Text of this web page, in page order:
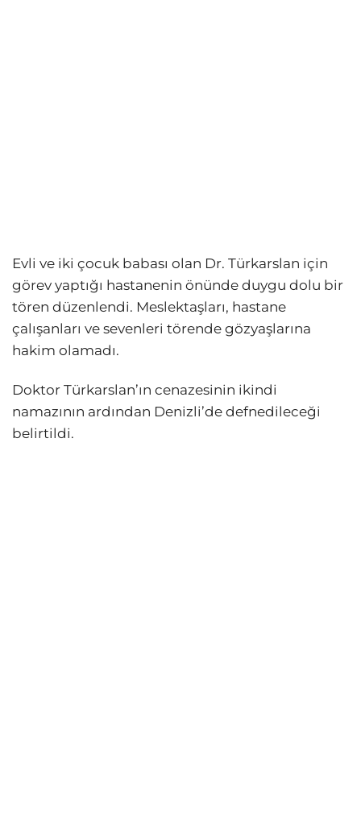
Evli ve iki çocuk babası olan Dr. Türkarslan için
görev yaptığı hastanenin önünde duygu dolu bir
tören düzenlendi. Meslektaşları, hastane
çalışanları ve sevenleri törende gözyaşlarına
hakim olamadı.
Doktor Türkarslan’ın cenazesinin ikindi
namazının ardından Denizli’de defnedileceği
belirtildi.